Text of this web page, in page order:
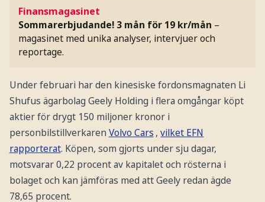
Finansmagasinet
Sommarerbjudande! 3 mån för 19 kr/mån –
magasinet med unika analyser, intervjuer och
reportage.
Under februari har den kinesiske fordonsmagnaten Li
Shufus ägarbolag Geely Holding i flera omgångar köpt
aktier för drygt 150 miljoner kronor i
personbilstillverkaren Volvo Cars ,vilket EFN
rapporterat. Köpen, som gjorts under sju dagar,
motsvarar 0,22 procent av kapitalet och rösterna i
bolaget och kan jämföras med att Geely redan ägde
78,65 procent.